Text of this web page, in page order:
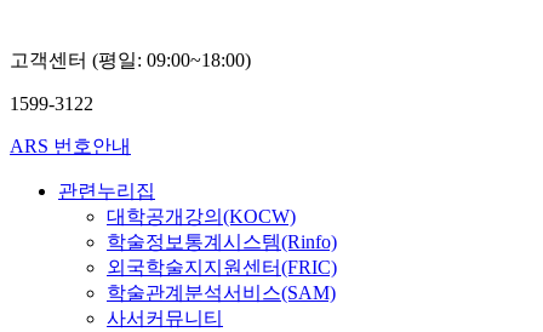
고객센터 (평일: 09:00~18:00)
1599-3122
ARS 번호안내
관련누리집
대학공개강의(KOCW)
학술정보통계시스템(Rinfo)
외국학술지지원센터(FRIC)
학술관계분석서비스(SAM)
사서커뮤니티